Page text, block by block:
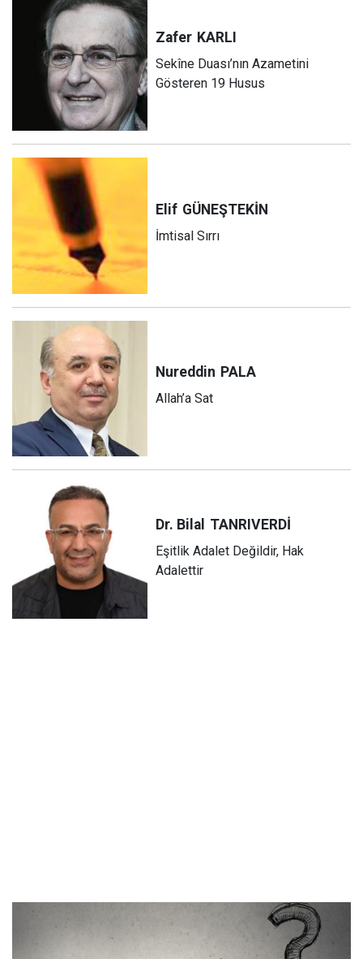
Zafer KARLI
Sekîne Duası’nın Azametini
Gösteren 19 Husus
Elif GÜNEŞTEKİN
İmtisal Sırrı
Nureddin PALA
Allah’a Sat
Dr. Bilal TANRIVERDİ
Eşitlik Adalet Değildir, Hak
Adalettir